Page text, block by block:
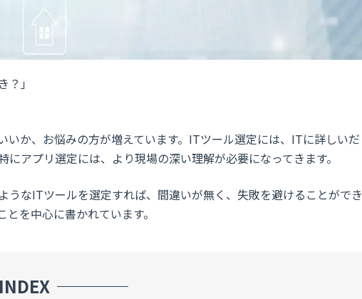
」
か、お悩みの方が増えています。ITツール選定には、ITに詳しいだ
アプリ選定には、より現場の深い理解が必要になってきます。
なITツールを選定すれば、間違いが無く、失敗を避けることができ
を中心に書かれています。
INDEX